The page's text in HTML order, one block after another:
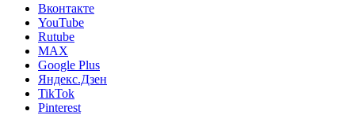
Вконтакте
YouTube
Rutube
MAX
Google Plus
Яндекс.Дзен
TikTok
Pinterest